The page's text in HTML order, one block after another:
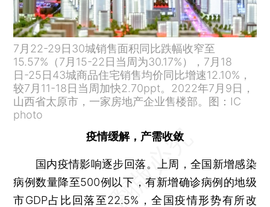
7月22-29日30城销售面积同比跌幅收窄至
15.57%（7月15-22日当周为30.17%），7月18
日-25日43城商品住宅销售均价同比增速12.10%，
较7月11-18日当周加快2.70ppt。2022年7月9日，
山西省太原市，一家房地产企业售楼部。图：IC
photo
疫情缓解，产需收敛
国内疫情影响逐步回落。上周，全国新增感染
病例数量降至500例以下，有新增确诊病例的地级
市GDP占比回落至22.5%，全国疫情形势有所改